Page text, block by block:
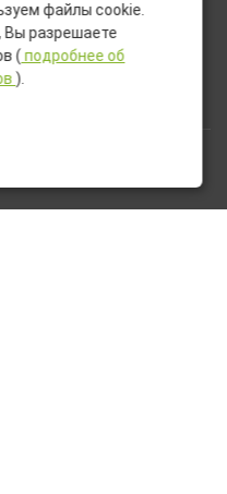
товаров могут включать
не входящие в
файлы cookie.
Вы разрешаете
( подробнее об
).